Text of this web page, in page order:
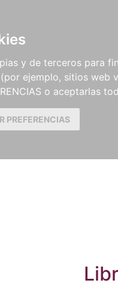
y de terceros para
ejemplo, sitios web
o aceptarlas
PREFERENCIAS
PARTITURAS Y
CRÍTICAS